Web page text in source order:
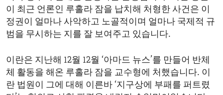
Skip
to
Search
AMERICAS
ASIA
MIDDLE EAST
HUMAN RIGHTS
SECURITY AND DEFENSE
DEMOCRACY AND GOVERNANCE
ECONOMY AND TRADE
ARCHIVE
ABOUT US
FOLLOW US
이 최근 언론인 루홀라 잠을 납치해 처형한 사건은 이
정권이 얼마나 사악하고 노골적이며 얼마나 국제적 규
범을 무시하는 지를 잘 보여주고 있습니다.
이란은 지난해 12월 12월 ‘아마드 뉴스’를 만들어 반체
체 활동을 해온 루홀라 잠을 교수형에 처했습니다. 이
란 법원이 그에 대해 이른바 ‘지구상에 부패를 퍼트렸